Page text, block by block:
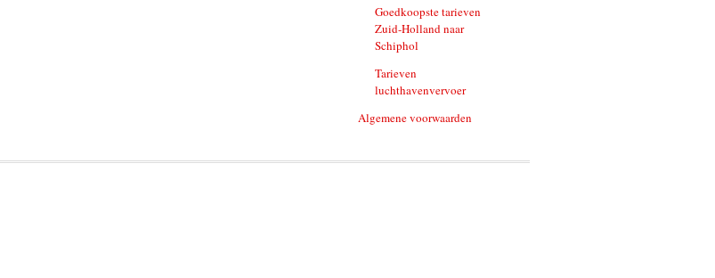
Goedkoopste tarieven
Zuid-Holland naar
Schiphol
Tarieven
luchthavenvervoer
Algemene voorwaarden